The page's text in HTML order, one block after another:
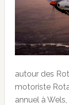
autour des
motoriste
annuel à